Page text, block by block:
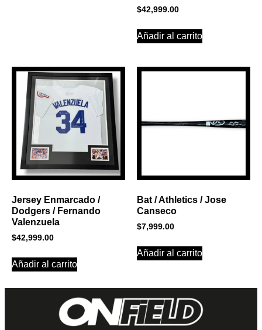
$42,999.00
Añadir al carrito
Jersey Enmarcado /
Dodgers / Fernando
Valenzuela
$42,999.00
Añadir al carrito
Bat / Athletics / Jose
Canseco
$7,999.00
Añadir al carrito